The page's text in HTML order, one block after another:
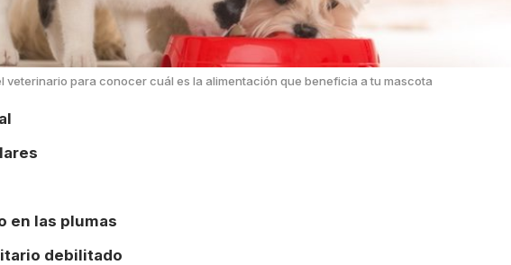
veterinario para conocer cuál es la alimentación que beneficia a tu mascota
en las plumas
debilitado